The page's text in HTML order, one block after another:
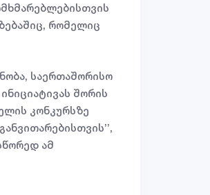
რომელიც
საერთაშორისო
შორის
კონკურსზე
ამ